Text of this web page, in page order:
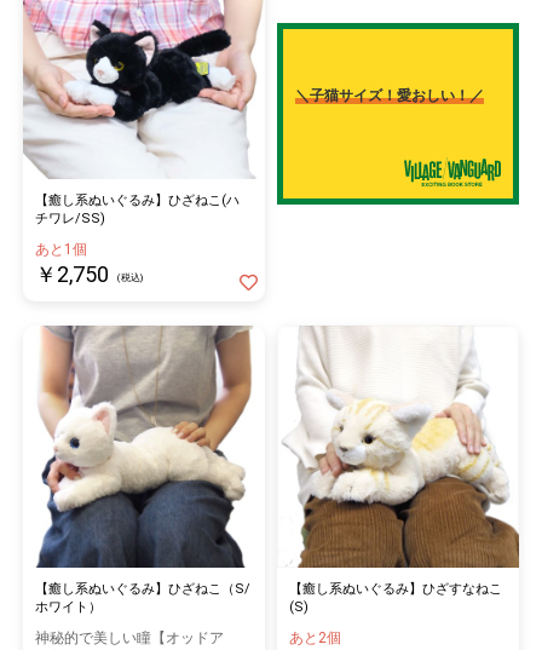
【癒し系ぬいぐるみ】ひざねこ(ハ
チワレ/SS)
あと1個
￥2,750 (税込)
＼子猫サイズ！愛おしい！／
【癒し系ぬいぐるみ】ひざねこ（S/
ホワイト）
神秘的で美しい瞳【オッドア
【癒し系ぬいぐるみ】ひざすなねこ
(S)
あと2個